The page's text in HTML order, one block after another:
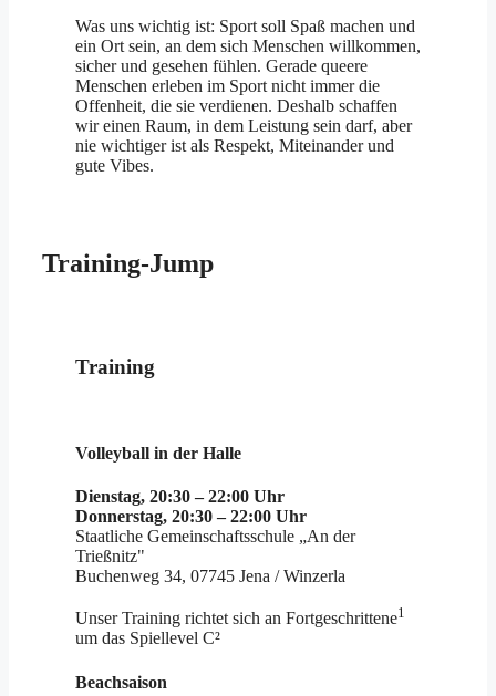
Was uns wichtig ist: Sport soll Spaß machen und
ein Ort sein, an dem sich Menschen willkommen,
sicher und gesehen fühlen. Gerade queere
Menschen erleben im Sport nicht immer die
Offenheit, die sie verdienen. Deshalb schaffen
wir einen Raum, in dem Leistung sein darf, aber
nie wichtiger ist als Respekt, Miteinander und
gute Vibes.
Training-Jump
Training
Volleyball in der Halle
Dienstag, 20:30 – 22:00 Uhr
Donnerstag, 20:30 – 22:00 Uhr
Staatliche Gemeinschaftsschule „An der
Trießnitz"
Buchenweg 34, 07745 Jena / Winzerla
Unser Training richtet sich an Fortgeschrittene1
um das Spiellevel C²
Beachsaison